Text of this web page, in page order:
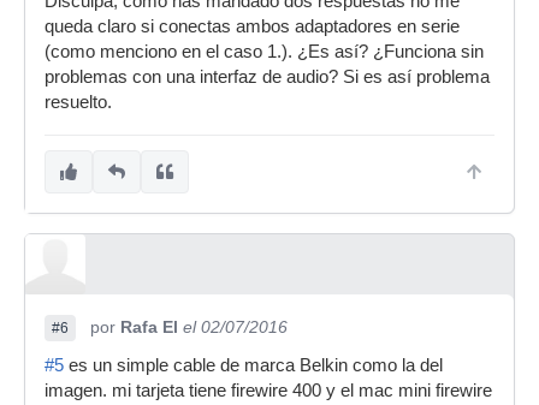
queda claro si conectas ambos adaptadores en serie
(como menciono en el caso 1.). ¿Es así? ¿Funciona sin
problemas con una interfaz de audio? Si es así problema
resuelto.
#6 por Rafa El el 02/07/2016
#5 es un simple cable de marca Belkin como la del
imagen. mi tarjeta tiene firewire 400 y el mac mini firewire